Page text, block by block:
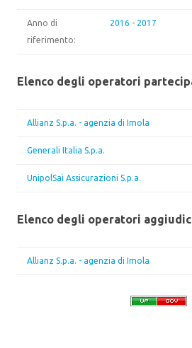
Anno di
riferimento:
2016 - 2017
Elenco degli operatori
Allianz S.p.a. - agenzia di Imola
Generali Italia S.p.a.
UnipolSai Assicurazioni S.p.a.
Elenco degli operatori
Allianz S.p.a. - agenzia di Imola